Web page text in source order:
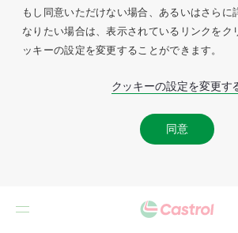
もし同意いただけない場合、あるいはさらに
なりたい場合は、表示されているリンクをク
ッキーの設定を変更することができます。
クッキーの設定を変更す
同意